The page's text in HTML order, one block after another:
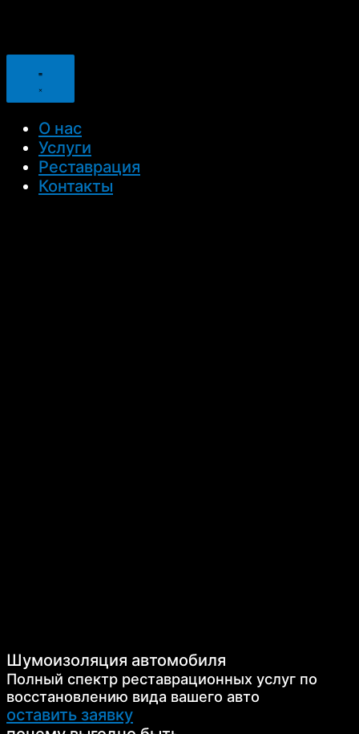
О нас
Услуги
Реставрация
Контакты
Шумоизоляция автомобиля
Полный спектр реставрационных услуг по
восстановлению вида вашего авто
оставить заявку